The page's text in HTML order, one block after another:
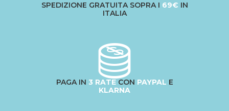
SPEDIZIONE GRATUITA SOPRA I 69€ IN
ITALIA
PAGA IN 3 RATECON PAYPAL E
KLARNA